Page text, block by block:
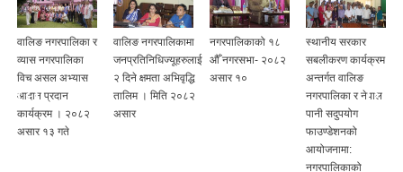
वालिङ नगरपालिका र
व्यास नगरपालिका
विच असल अभ्यास
आदान प्रदान
कार्यक्रम । २०८२
असार १३ गते
वालिङ नगरपालिकामा
जनप्रतिनिधिज्यूहरुलाई
२ दिने क्षमता अभिवृद्धि
तालिम । मिति २०८२
असार
नगरपालिकाको १८
औँ नगरसभा- २०८२
असार १०
स्थानीय सरकार
सबलीकरण कार्यक्रम
अन्तर्गत वालिङ
नगरपालिका र नेपाल
पानी सदुपयोग
फाउण्डेशनको
आयोजनामा:
नगरपालिकाको